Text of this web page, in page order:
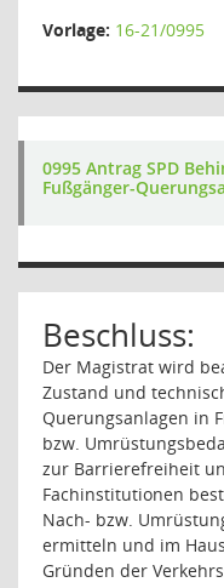
Vorlage: 16-21/0995
0995 Antrag SPD
Fußgänger-
Beschluss:
Der Magistrat wird
Zustand und
Querungsanlagen in
bzw.
zur Barrierefreiheit
Fachinstitutionen
Nach- bzw.
ermitteln und im
Gründen der